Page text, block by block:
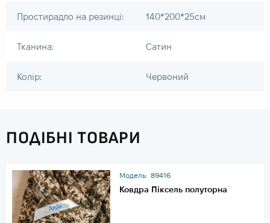
Простирадло на резинці: 140*200*25см
Тканина: Сатин
Колір: Червоний
ПОДІБНІ ТОВАРИ
Модель: 89416
Ковдра Піксель полуторна